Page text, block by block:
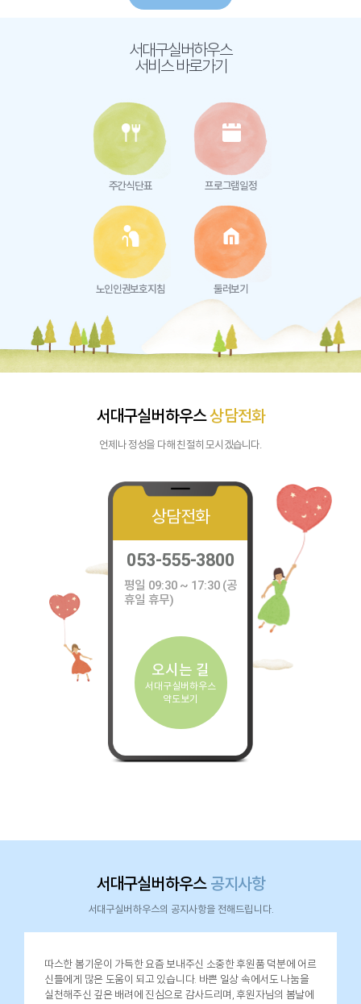
서대구실버하우스
서비스 바로가기
주간식단표 프로그램일정
노인인권보호지침 둘러보기
서대구실버하우스상담전화
언제나 정성을 다해 친절히 모시겠습니다.
상담전화
053-555-3800
평일 09:30 ~ 17:30 (공
휴일 휴무)
오시는 길
서대구실버하우스
약도보기
서대구실버하우스 공지사항
서대구실버하우스의 공지사항을 전해드립니다.
따스한 봄기운이 가득한 요즘 보내주신 소중한 후원품 덕분에 어르
신들에게 많은 도움이 되고 있습니다. 바쁜 일상 속에서도 나눔을
실천해주신 깊은 배려에 진심으로 감사드리며, 후원자님의 봄날에